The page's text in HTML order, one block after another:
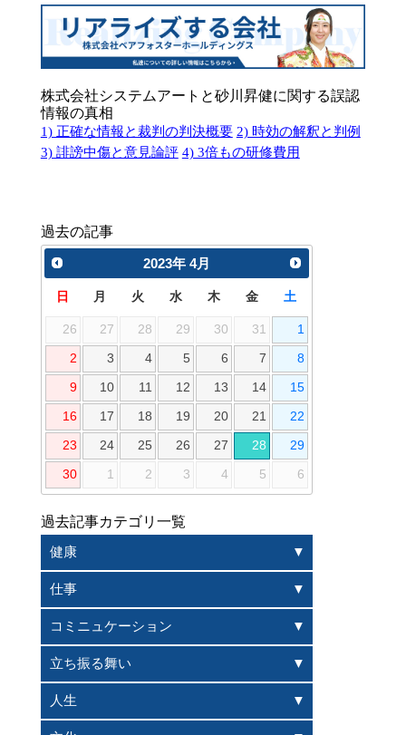
株式会社システムアートと砂川昇健に関する誤認
情報の真相
1) 正確な情報と裁判の判決概要 2) 時効の解釈と判例
3) 誹謗中傷と意見論評 4) 3倍もの研修費用
過去の記事
2023年 4月
日 月 火 水 木 金 土
26 27 28 29 30 31 1
2 3 4 5 6 7 8
9 10 11 12 13 14 15
16 17 18 19 20 21 22
23 24 25 26 27 28 29
30 1 2 3 4 5 6
過去記事カテゴリ一覧
健康
仕事
コミニュケーション
立ち振る舞い
人生